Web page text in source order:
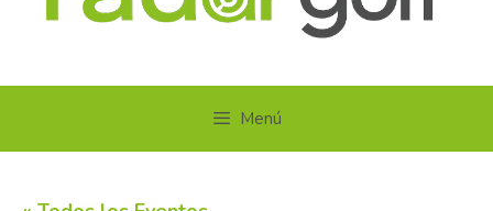
Menú